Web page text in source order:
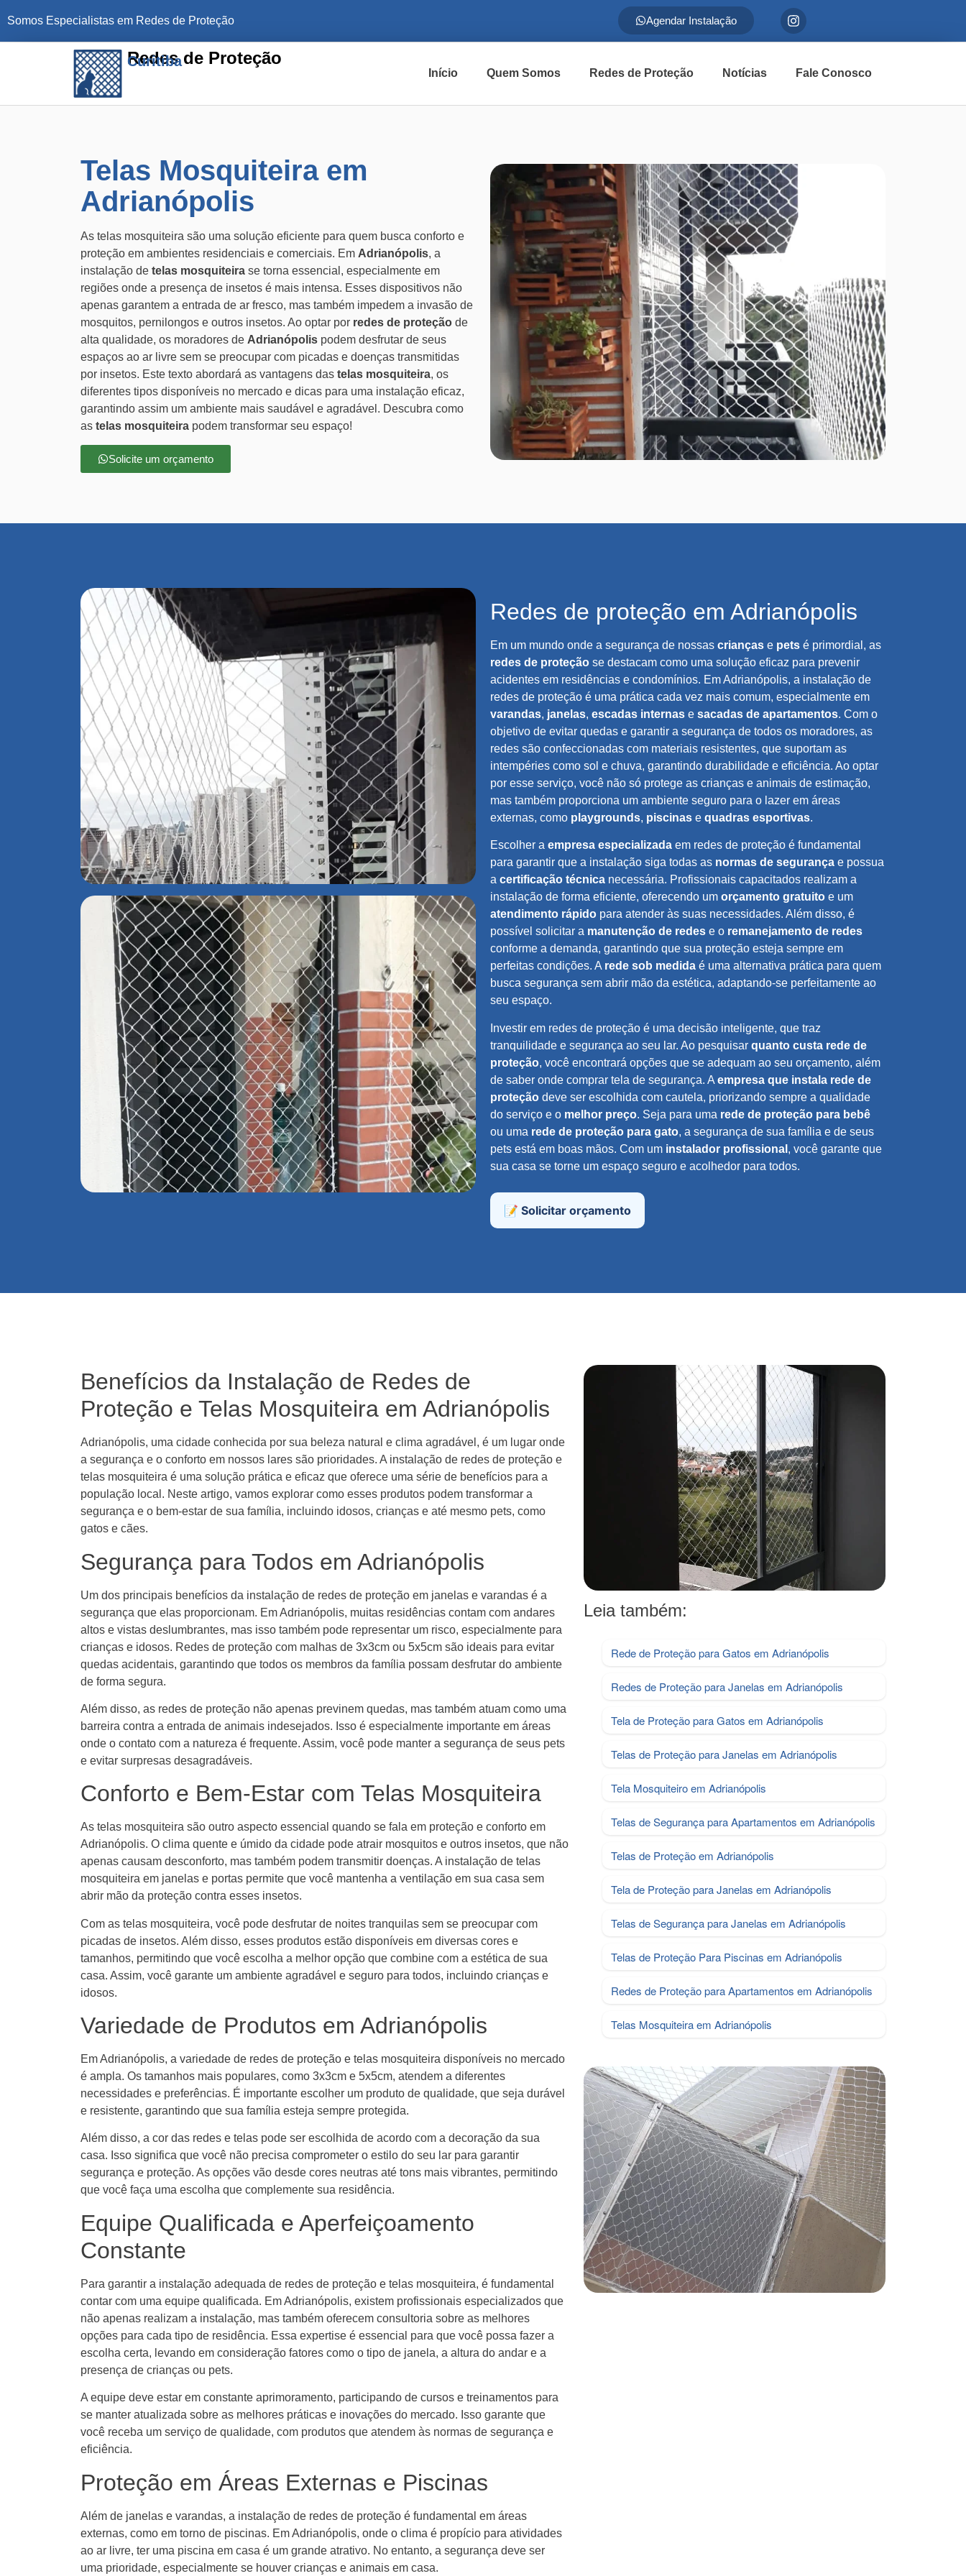
Somos Especialistas em Redes de Proteção Agendar Instalação
Redes de Proteção
Curitiba
Início Quem Somos Redes de Proteção Notícias Fale Conosco
Telas Mosquiteira em
Adrianópolis
As telas mosquiteira são uma solução eficiente para quem busca conforto e
proteção em ambientes residenciais e comerciais. Em Adrianópolis, a
instalação de telas mosquiteira se torna essencial, especialmente em
regiões onde a presença de insetos é mais intensa. Esses dispositivos não
apenas garantem a entrada de ar fresco, mas também impedem a invasão de
mosquitos, pernilongos e outros insetos. Ao optar por redes de proteção de
alta qualidade, os moradores de Adrianópolis podem desfrutar de seus
espaços ao ar livre sem se preocupar com picadas e doenças transmitidas
por insetos. Este texto abordará as vantagens das telas mosquiteira, os
diferentes tipos disponíveis no mercado e dicas para uma instalação eficaz,
garantindo assim um ambiente mais saudável e agradável. Descubra como
as telas mosquiteira podem transformar seu espaço!
Solicite um orçamento
Redes de proteção em Adrianópolis
Em um mundo onde a segurança de nossas crianças e pets é primordial, as
redes de proteção se destacam como uma solução eficaz para prevenir
acidentes em residências e condomínios. Em Adrianópolis, a instalação de
redes de proteção é uma prática cada vez mais comum, especialmente em
varandas, janelas, escadas internas e sacadas de apartamentos. Com o
objetivo de evitar quedas e garantir a segurança de todos os moradores, as
redes são confeccionadas com materiais resistentes, que suportam as
intempéries como sol e chuva, garantindo durabilidade e eficiência. Ao optar
por esse serviço, você não só protege as crianças e animais de estimação,
mas também proporciona um ambiente seguro para o lazer em áreas
externas, como playgrounds, piscinas e quadras esportivas.
Escolher a empresa especializada em redes de proteção é fundamental
para garantir que a instalação siga todas as normas de segurança e possua
a certificação técnica necessária. Profissionais capacitados realizam a
instalação de forma eficiente, oferecendo um orçamento gratuito e um
atendimento rápido para atender às suas necessidades. Além disso, é
possível solicitar a manutenção de redes e o remanejamento de redes
conforme a demanda, garantindo que sua proteção esteja sempre em
perfeitas condições. A rede sob medida é uma alternativa prática para quem
busca segurança sem abrir mão da estética, adaptando-se perfeitamente ao
seu espaço.
Investir em redes de proteção é uma decisão inteligente, que traz
tranquilidade e segurança ao seu lar. Ao pesquisar quanto custa rede de
proteção, você encontrará opções que se adequam ao seu orçamento, além
de saber onde comprar tela de segurança. A empresa que instala rede de
proteção deve ser escolhida com cautela, priorizando sempre a qualidade
do serviço e o melhor preço. Seja para uma rede de proteção para bebê
ou uma rede de proteção para gato, a segurança de sua família e de seus
pets está em boas mãos. Com um instalador profissional , você garante que
sua casa se torne um espaço seguro e acolhedor para todos.
📝 Solicitar orçamento
Benefícios da Instalação de Redes de
Proteção e Telas Mosquiteira em Adrianópolis
Adrianópolis, uma cidade conhecida por sua beleza natural e clima agradável, é um lugar onde
a segurança e o conforto em nossos lares são prioridades. A instalação de redes de proteção e
telas mosquiteira é uma solução prática e eficaz que oferece uma série de benefícios para a
população local. Neste artigo, vamos explorar como esses produtos podem transformar a
segurança e o bem-estar de sua família, incluindo idosos, crianças e até mesmo pets, como
gatos e cães.
Segurança para Todos em Adrianópolis
Um dos principais benefícios da instalação de redes de proteção em janelas e varandas é a
segurança que elas proporcionam. Em Adrianópolis, muitas residências contam com andares
altos e vistas deslumbrantes, mas isso também pode representar um risco, especialmente para
crianças e idosos. Redes de proteção com malhas de 3x3cm ou 5x5cm são ideais para evitar
quedas acidentais, garantindo que todos os membros da família possam desfrutar do ambiente
de forma segura.
Além disso, as redes de proteção não apenas previnem quedas, mas também atuam como uma
barreira contra a entrada de animais indesejados. Isso é especialmente importante em áreas
onde o contato com a natureza é frequente. Assim, você pode manter a segurança de seus pets
e evitar surpresas desagradáveis.
Conforto e Bem-Estar com Telas Mosquiteira
As telas mosquiteira são outro aspecto essencial quando se fala em proteção e conforto em
Adrianópolis. O clima quente e úmido da cidade pode atrair mosquitos e outros insetos, que não
apenas causam desconforto, mas também podem transmitir doenças. A instalação de telas
mosquiteira em janelas e portas permite que você mantenha a ventilação em sua casa sem
abrir mão da proteção contra esses insetos.
Com as telas mosquiteira, você pode desfrutar de noites tranquilas sem se preocupar com
picadas de insetos. Além disso, esses produtos estão disponíveis em diversas cores e
tamanhos, permitindo que você escolha a melhor opção que combine com a estética de sua
casa. Assim, você garante um ambiente agradável e seguro para todos, incluindo crianças e
idosos.
Variedade de Produtos em Adrianópolis
Em Adrianópolis, a variedade de redes de proteção e telas mosquiteira disponíveis no mercado
é ampla. Os tamanhos mais populares, como 3x3cm e 5x5cm, atendem a diferentes
necessidades e preferências. É importante escolher um produto de qualidade, que seja durável
e resistente, garantindo que sua família esteja sempre protegida.
Além disso, a cor das redes e telas pode ser escolhida de acordo com a decoração da sua
casa. Isso significa que você não precisa comprometer o estilo do seu lar para garantir
segurança e proteção. As opções vão desde cores neutras até tons mais vibrantes, permitindo
que você faça uma escolha que complemente sua residência.
Equipe Qualificada e Aperfeiçoamento
Constante
Para garantir a instalação adequada de redes de proteção e telas mosquiteira, é fundamental
contar com uma equipe qualificada. Em Adrianópolis, existem profissionais especializados que
não apenas realizam a instalação, mas também oferecem consultoria sobre as melhores
opções para cada tipo de residência. Essa expertise é essencial para que você possa fazer a
escolha certa, levando em consideração fatores como o tipo de janela, a altura do andar e a
presença de crianças ou pets.
A equipe deve estar em constante aprimoramento, participando de cursos e treinamentos para
se manter atualizada sobre as melhores práticas e inovações do mercado. Isso garante que
você receba um serviço de qualidade, com produtos que atendem às normas de segurança e
eficiência.
Proteção em Áreas Externas e Piscinas
Além de janelas e varandas, a instalação de redes de proteção é fundamental em áreas
externas, como em torno de piscinas. Em Adrianópolis, onde o clima é propício para atividades
ao ar livre, ter uma piscina em casa é um grande atrativo. No entanto, a segurança deve ser
uma prioridade, especialmente se houver crianças e animais em casa.
Leia também:
Rede de Proteção para Gatos em Adrianópolis
Redes de Proteção para Janelas em Adrianópolis
Tela de Proteção para Gatos em Adrianópolis
Telas de Proteção para Janelas em Adrianópolis
Tela Mosquiteiro em Adrianópolis
Telas de Segurança para Apartamentos em Adrianópolis
Telas de Proteção em Adrianópolis
Tela de Proteção para Janelas em Adrianópolis
Telas de Segurança para Janelas em Adrianópolis
Telas de Proteção Para Piscinas em Adrianópolis
Redes de Proteção para Apartamentos em Adrianópolis
Telas Mosquiteira em Adrianópolis